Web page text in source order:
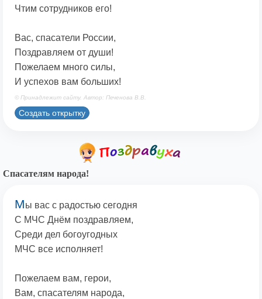
Чтим сотрудников его!
Вас, спасатели России,
Поздравляем от души!
Пожелаем много силы,
И успехов вам больших!
© Принадлежит сайту. Автор: Печенова В.В.
Создать открытку
Спасателям народа!
Мы вас с радостью сегодня
С МЧС Днём поздравляем,
Среди дел богоугодных
МЧС все исполняет!
Пожелаем вам, герои,
Вам, спасателям народа,